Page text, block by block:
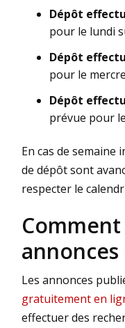
Dépôt
pour le lundi
Dépôt
pour le
Dépôt
prévue pour
En cas de semaine
de dépôt sont
respecter le
annonces
Les annonces
gratuitement en
effectuer des